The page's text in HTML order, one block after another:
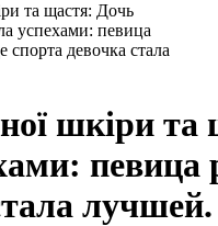
та щастя: Дочь
успехами: певица
спорта девочка стала
шкіри
певица
лучшей.